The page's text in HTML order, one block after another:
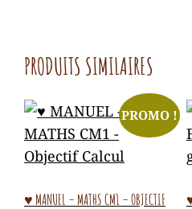
PRODUITS SIMILAIRES
PROMO !
♥ MANUEL – MATHS CM1 – OBJECTIF